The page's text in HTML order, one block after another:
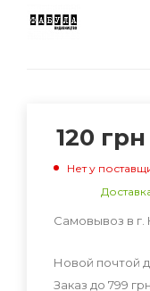
120 грн
Нет у
Самовывоз в г.
Новой почтой
Заказ до 799